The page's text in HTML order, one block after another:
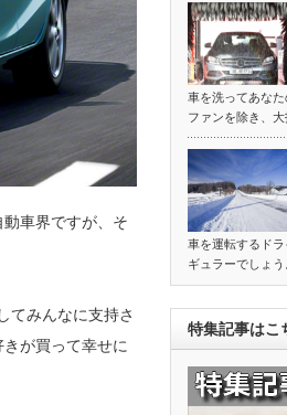
車界ですが、そ
てみんなに支持さ
が買って幸せに
車を洗ってあな
ファンを除き、
車を運転するド
ギュラーでしょ
特集記事はこ